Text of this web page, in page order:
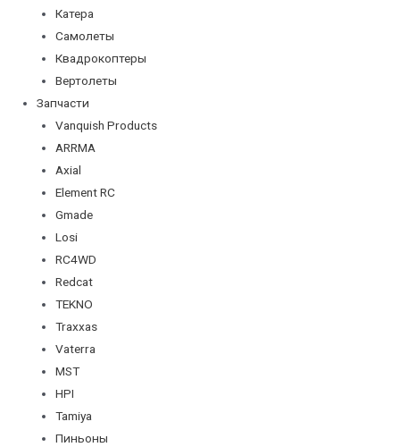
Катера
Самолеты
Квадрокоптеры
Вертолеты
Запчасти
Vanquish Products
ARRMA
Axial
Element RC
Gmade
Losi
RC4WD
Redcat
TEKNO
Traxxas
Vaterra
MST
HPI
Tamiya
Пиньоны